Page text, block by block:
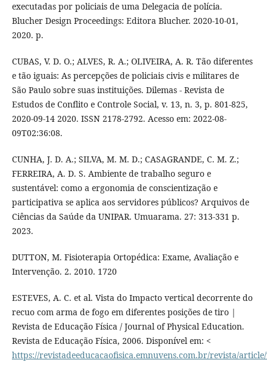
executadas por policiais de uma Delegacia de polícia.
Blucher Design Proceedings: Editora Blucher. 2020-10-01,
2020. p.
CUBAS, V. D. O.; ALVES, R. A.; OLIVEIRA, A. R. Tão diferentes
e tão iguais: As percepções de policiais civis e militares de
São Paulo sobre suas instituições. Dilemas - Revista de
Estudos de Conflito e Controle Social, v. 13, n. 3, p. 801-825,
2020-09-14 2020. ISSN 2178-2792. Acesso em: 2022-08-
09T02:36:08.
CUNHA, J. D. A.; SILVA, M. M. D.; CASAGRANDE, C. M. Z.;
FERREIRA, A. D. S. Ambiente de trabalho seguro e
sustentável: como a ergonomia de conscientização e
participativa se aplica aos servidores públicos? Arquivos de
Ciências da Saúde da UNIPAR. Umuarama. 27: 313-331 p.
2023.
DUTTON, M. Fisioterapia Ortopédica: Exame, Avaliação e
Intervenção. 2. 2010. 1720
ESTEVES, A. C. et al. Vista do Impacto vertical decorrente do
recuo com arma de fogo em diferentes posições de tiro |
Revista de Educação Física / Journal of Physical Education.
Revista de Educação Física, 2006. Disponível em: <
https://revistadeeducacaofisica.emnuvens.com.br/revista/